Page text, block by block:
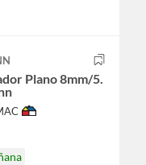
Plano 8mm/5.